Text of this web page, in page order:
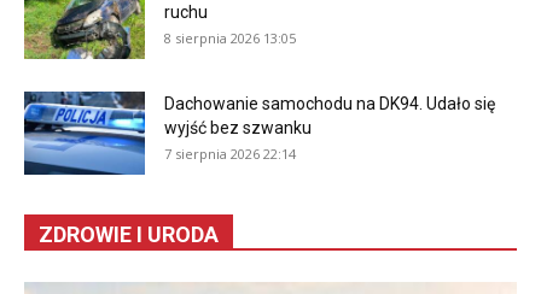
ruchu
8 sierpnia 2026 13:05
Dachowanie samochodu na DK94. Udało się
wyjść bez szwanku
7 sierpnia 2026 22:14
ZDROWIE I URODA